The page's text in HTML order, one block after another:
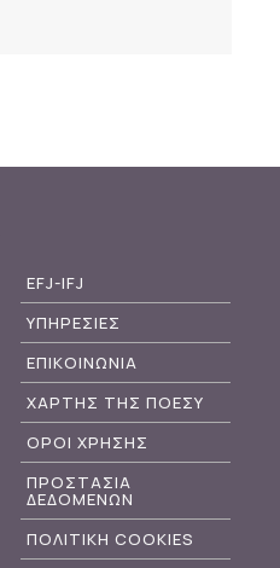
EFJ-IFJ
ΥΠΗΡΕΣΙΕΣ
ΕΠΙΚΟΙΝΩΝΙΑ
ΧΑΡΤΗΣ ΤΗΣ ΠΟΕΣΥ
ΟΡΟΙ ΧΡΗΣΗΣ
ΠΡΟΣΤΑΣΙΑ
ΔΕΔΟΜΕΝΩΝ
ΠΟΛΙΤΙΚΗ COOKIES